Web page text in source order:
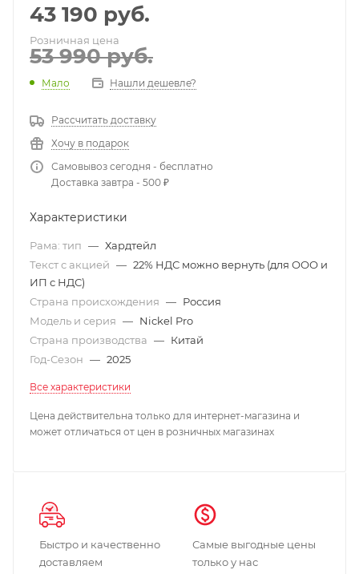
43 190 руб.
Розничная цена
53 990руб.
Мало Нашли дешевле?
Рассчитать доставку
Хочу в подарок
Самовывоз сегодня - бесплатно
Доставка завтра - 500 ₽
Характеристики
Рама: тип — Хардтейл
Текст с акцией — 22% НДС можно вернуть (для ООО и
ИП с НДС)
Страна происхождения — Россия
Модель и серия — Nickel Pro
Страна производства — Китай
Год-Сезон — 2025
Все характеристики
Цена действительна только для интернет-магазина и
может отличаться от цен в розничных магазинах
Быстро и качественно
доставляем
Самые выгодные цены
только у нас